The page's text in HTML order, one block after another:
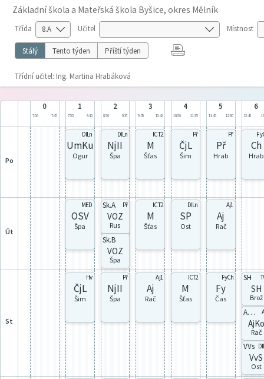
Základní škola a Mateřská škola Byšice, okres Mělník
Třída Učitel Místnost
Stálý Tento týden Příští týden
Třídní učitel: Ing. Martina Hrabáková
0
7:00 7:45
1
7:55 8:40
2
8:50 9:35
3
9:55 10:40
4
10:50 11:35
5
11:45 12:30
6
12:40
po
DILn
UmKu
Ogur
DILn
NjII
Špa
ICT2
M
Šťas
Př
ČjL
Šim
Př
Př
Hrab
Ch
Hrab
út
MED
OSV
Špa
Sk.A Př
VOZ
Rus
Sk.B
VOZ
Špa
ICT2
M
Šťas
DILn
SP
Ost
Aj1
Aj
Rač
st
Hv
ČjL
Šim
Př
NjII
Špa
Aj1
Aj
Rač
ICT2
M
Šťas
FyCh
Fy
Čas
SH
SH
Brož
AJko
AjKo
Rač
VVs
VvS
Ost